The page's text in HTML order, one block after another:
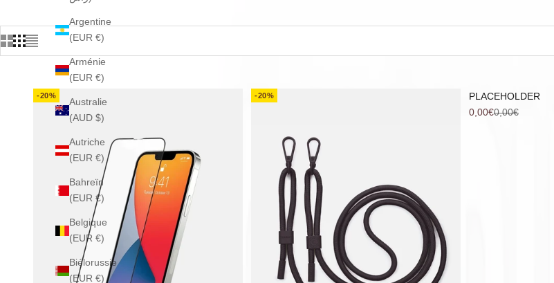
Argentine
(EUR €)
Arménie
(EUR €)
Australie
(AUD $)
Autriche
(EUR €)
Bahreïn
(EUR €)
Belgique
(EUR €)
Biélorussie
(EUR €)
-20% -20%
PLACEHOLDER
Prix de vente
0,00€Prix normal
0,00€